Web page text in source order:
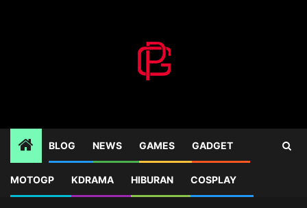
BLOG NEWS GAMES GADGET
MOTOGP KDRAMA HIBURAN COSPLAY
Home Blog APK